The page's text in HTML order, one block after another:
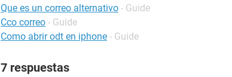
Que es un correo alternativo - Guide
Cco correo - Guide
Como abrir odt en iphone - Guide
7 respuestas